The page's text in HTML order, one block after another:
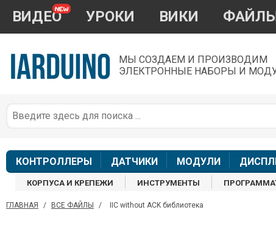
ВИДЕО УРОКИ ВИКИ
МЫ СОЗДАЕМ И ПРОИЗВОДИМ
ЭЛЕКТРОННЫЕ НАБОРЫ И
КОНТРОЛЛЕРЫ ДАТЧИКИ МОДУЛИ
КОРПУСА И КРЕПЕЖИ ИНСТРУМЕНТЫ
ГЛАВНАЯ / ВСЕ ФАЙЛЫ / IIC without ACK библиотека